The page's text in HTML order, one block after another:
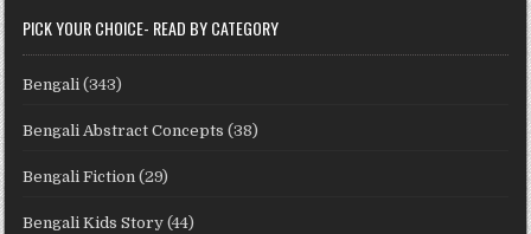
PICK YOUR CHOICE- READ BY CATEGORY
Bengali (343)
Bengali Abstract Concepts (38)
Bengali Fiction (29)
Bengali Kids Story (44)